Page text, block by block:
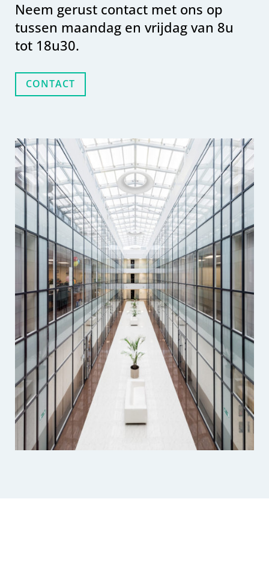
Neem gerust contact met ons op
tussen maandag en vrijdag van 8u
tot 18u30.
CONTACT